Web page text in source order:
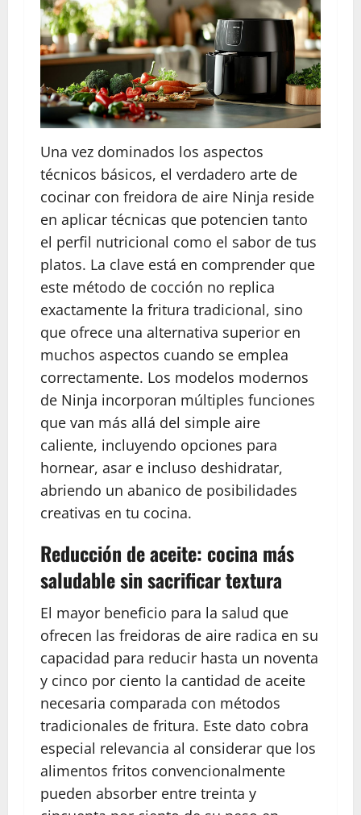
Una vez dominados los aspectos
técnicos básicos, el verdadero arte de
cocinar con freidora de aire Ninja reside
en aplicar técnicas que potencien tanto
el perfil nutricional como el sabor de tus
platos. La clave está en comprender que
este método de cocción no replica
exactamente la fritura tradicional, sino
que ofrece una alternativa superior en
muchos aspectos cuando se emplea
correctamente. Los modelos modernos
de Ninja incorporan múltiples funciones
que van más allá del simple aire
caliente, incluyendo opciones para
hornear, asar e incluso deshidratar,
abriendo un abanico de posibilidades
creativas en tu cocina.
Reducción de aceite: cocina más
saludable sin sacrificar textura
El mayor beneficio para la salud que
ofrecen las freidoras de aire radica en su
capacidad para reducir hasta un noventa
y cinco por ciento la cantidad de aceite
necesaria comparada con métodos
tradicionales de fritura. Este dato cobra
especial relevancia al considerar que los
alimentos fritos convencionalmente
pueden absorber entre treinta y